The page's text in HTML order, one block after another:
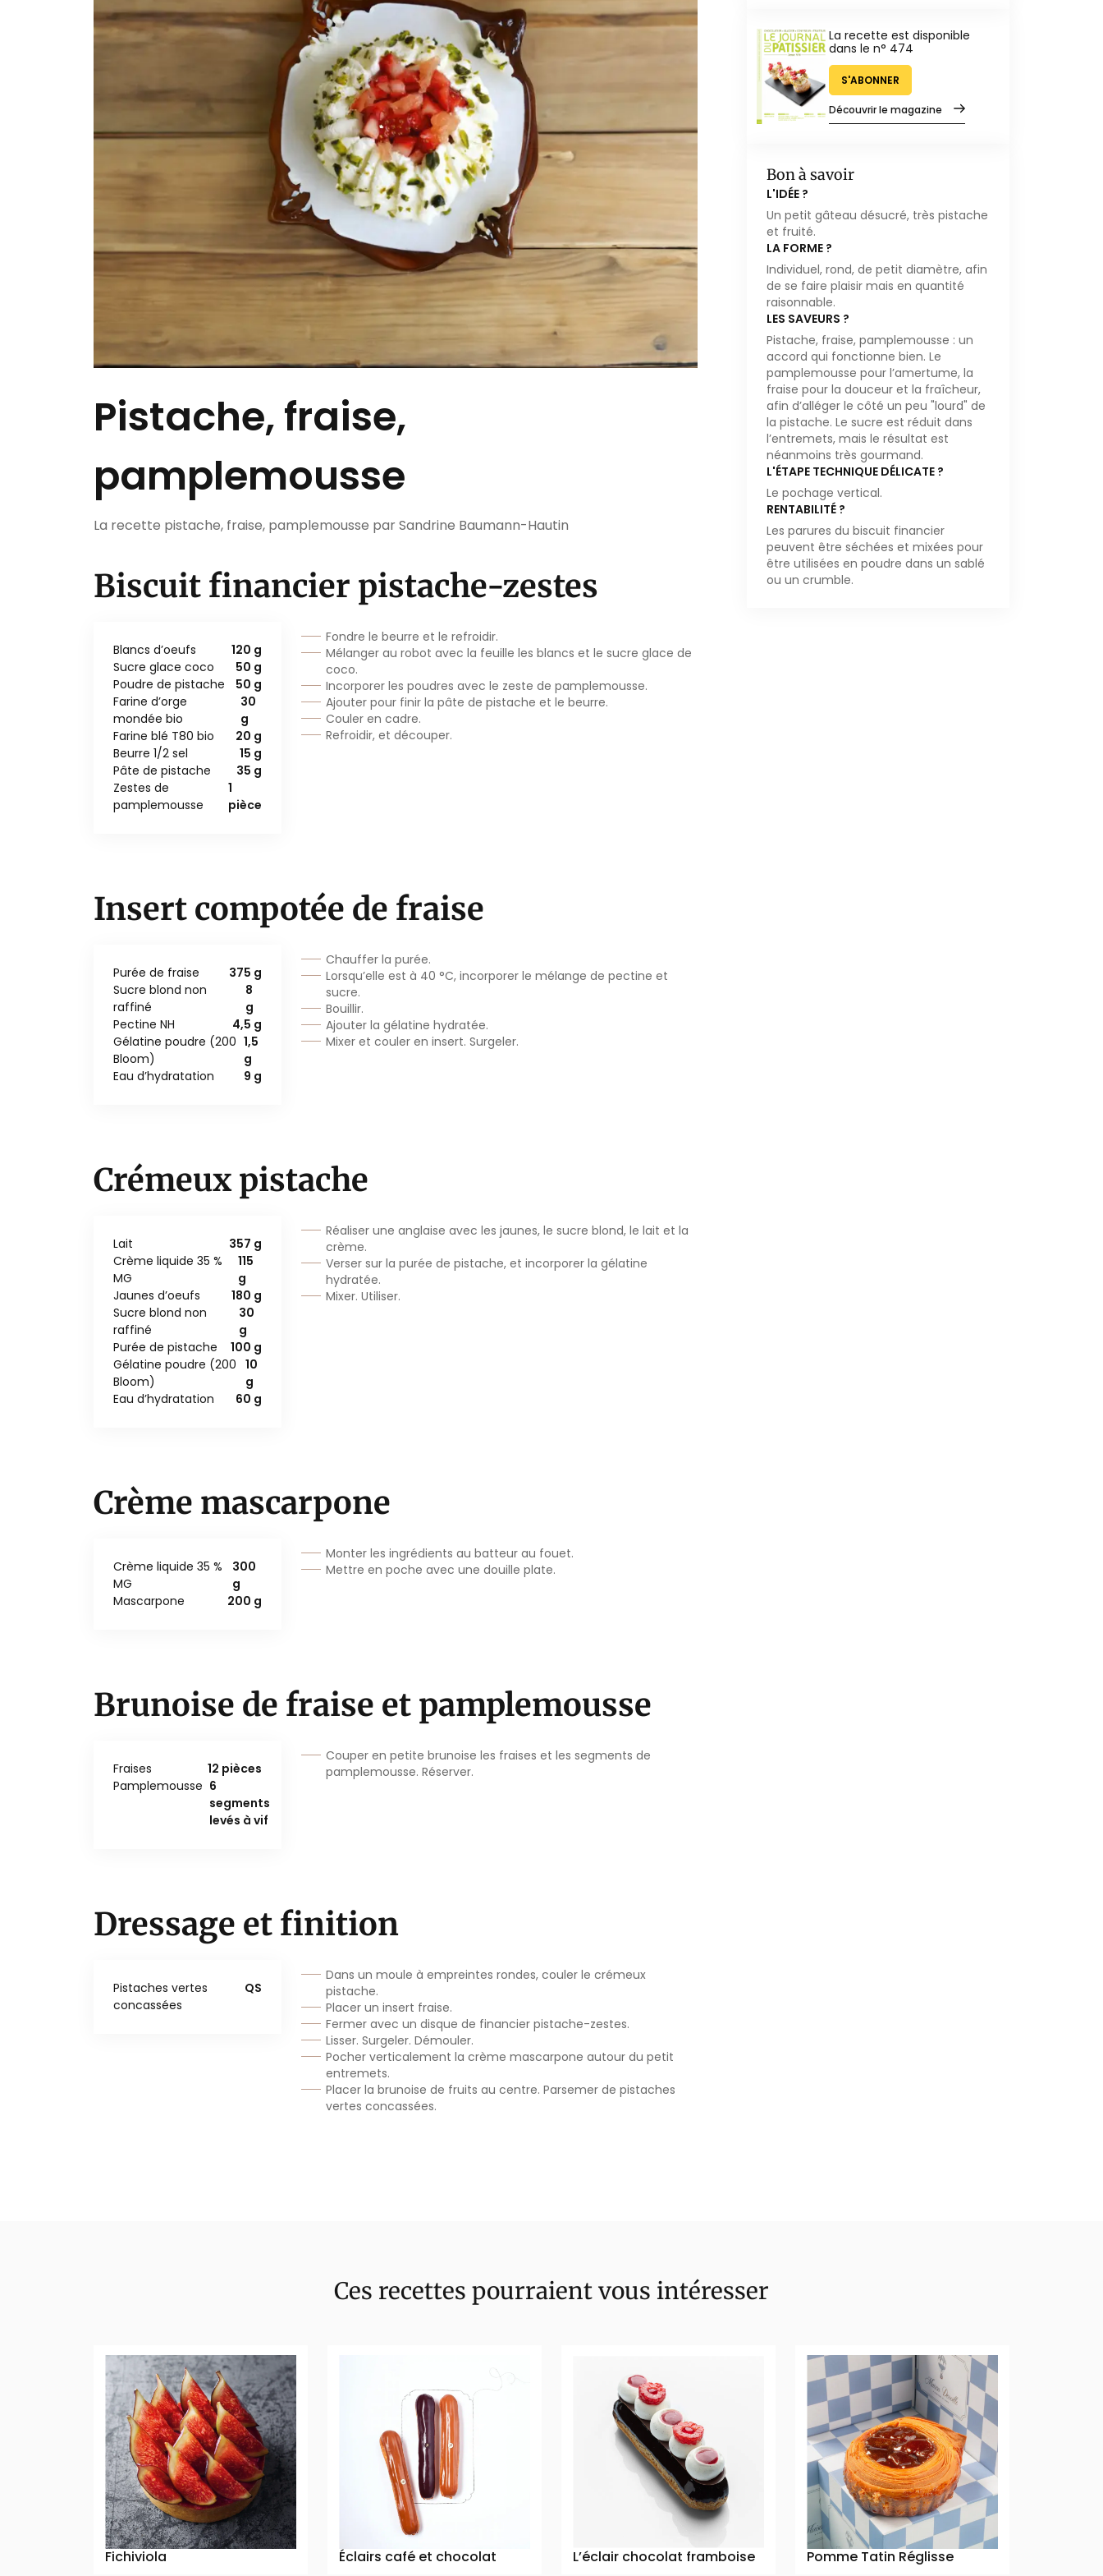
Pistache, fraise,
pamplemousse
La recette pistache, fraise, pamplemousse par Sandrine Baumann-Hautin
Biscuit financier pistache-zestes
Blancs d’oeufs
120 g
Sucre glace coco
50 g
Poudre de pistache
50 g
Farine d’orge
mondée bio
30
g
Farine blé T80 bio
20 g
Beurre 1/2 sel
15 g
Pâte de pistache
35 g
Zestes de
pamplemousse
1
pièce
Fondre le beurre et le refroidir.
Mélanger au robot avec la feuille les blancs et le sucre glace de
coco.
Incorporer les poudres avec le zeste de pamplemousse.
Ajouter pour finir la pâte de pistache et le beurre.
Couler en cadre.
Refroidir, et découper.
Insert compotée de fraise
Purée de fraise
375 g
Sucre blond non
raffiné
8
g
Pectine NH
4,5 g
Gélatine poudre (200
Bloom)
1,5
g
Eau d’hydratation
9 g
Chauffer la purée.
Lorsqu’elle est à 40 °C, incorporer le mélange de pectine et
sucre.
Bouillir.
Ajouter la gélatine hydratée.
Mixer et couler en insert. Surgeler.
Crémeux pistache
Lait
357 g
Crème liquide 35 %
MG
115
g
Jaunes d’oeufs
180 g
Sucre blond non
raffiné
30
g
Purée de pistache
100 g
Gélatine poudre (200
Bloom)
10
g
Eau d’hydratation
60 g
Réaliser une anglaise avec les jaunes, le sucre blond, le lait et la
crème.
Verser sur la purée de pistache, et incorporer la gélatine
hydratée.
Mixer. Utiliser.
Crème mascarpone
Crème liquide 35 %
MG
300
g
Mascarpone
200 g
Monter les ingrédients au batteur au fouet.
Mettre en poche avec une douille plate.
Brunoise de fraise et pamplemousse
Fraises
12 pièces
Pamplemousse 6
segments
levés à vif
Couper en petite brunoise les fraises et les segments de
pamplemousse. Réserver.
Dressage et finition
Pistaches vertes
concassées
QS
Dans un moule à empreintes rondes, couler le crémeux
pistache.
Placer un insert fraise.
Fermer avec un disque de financier pistache-zestes.
Lisser. Surgeler. Démouler.
Pocher verticalement la crème mascarpone autour du petit
entremets.
Placer la brunoise de fruits au centre. Parsemer de pistaches
vertes concassées.
La recette est disponible
dans le n° 474
S'ABONNER
Découvrir le magazine
Bon à savoir
L'IDÉE ?
Un petit gâteau désucré, très pistache
et fruité.
LA FORME ?
Individuel, rond, de petit diamètre, afin
de se faire plaisir mais en quantité
raisonnable.
LES SAVEURS ?
Pistache, fraise, pamplemousse : un
accord qui fonctionne bien. Le
pamplemousse pour l’amertume, la
fraise pour la douceur et la fraîcheur,
afin d’alléger le côté un peu "lourd" de
la pistache. Le sucre est réduit dans
l’entremets, mais le résultat est
néanmoins très gourmand.
L'ÉTAPE TECHNIQUE DÉLICATE ?
Le pochage vertical.
RENTABILITÉ ?
Les parures du biscuit financier
peuvent être séchées et mixées pour
être utilisées en poudre dans un sablé
ou un crumble.
Ces recettes pourraient vous intéresser
Fichiviola Éclairs café et chocolat L’éclair chocolat framboise Pomme Tatin Réglisse